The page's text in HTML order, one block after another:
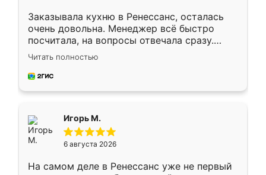
Заказывала кухню в Ренессанс, осталась
очень довольна. Менеджер всё быстро
посчитала, на вопросы отвечала сразу.
Замерщик приехал в субботу, подошёл к
делу со всей ответственностью. Собрали
за день, ребята работали аккуратно, даже
Читать полностью
Игорь М.
6 августа 2026
На самом деле в Ренессанс уже не первый